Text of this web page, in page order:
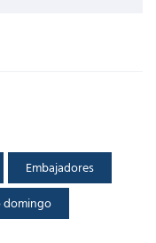
Embajadores
domingo